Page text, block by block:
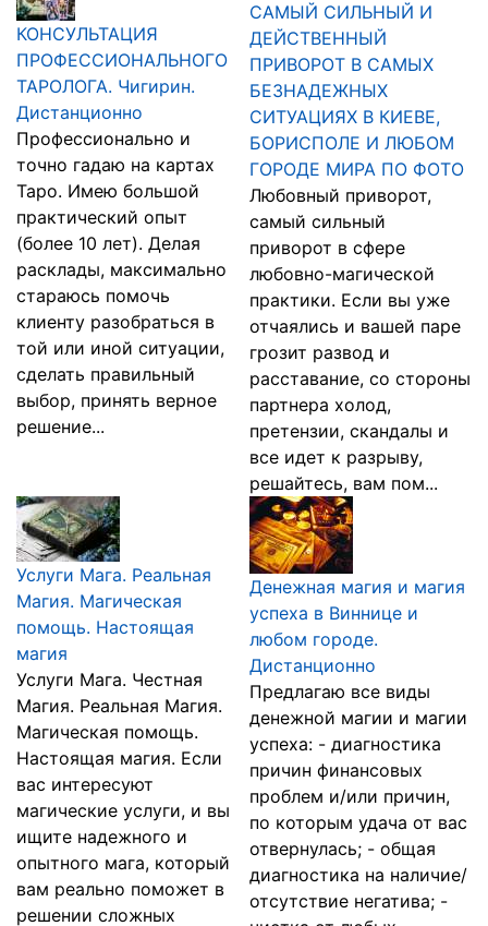
КОНСУЛЬТАЦИЯ
ПРОФЕССИОНАЛЬНОГО
ТАРОЛОГА. Чигирин.
Дистанционно
Профессионально и
точно гадаю на картах
Таро. Имею большой
практический опыт
(более 10 лет). Делая
расклады, максимально
стараюсь помочь
клиенту разобраться в
той или иной ситуации,
сделать правильный
выбор, принять верное
решение...
САМЫЙ СИЛЬНЫЙ И
ДЕЙСТВЕННЫЙ
ПРИВОРОТ В САМЫХ
БЕЗНАДЕЖНЫХ
СИТУАЦИЯХ В КИЕВЕ,
БОРИСПОЛЕ И ЛЮБОМ
ГОРОДЕ МИРА ПО ФОТО
Любовный приворот,
самый сильный
приворот в сфере
любовно-магической
практики. Если вы уже
отчаялись и вашей паре
грозит развод и
расставание, со стороны
партнера холод,
претензии, скандалы и
все идет к разрыву,
решайтесь, вам пом...
Услуги Мага. Реальная
Магия. Магическая
помощь. Настоящая
магия
Услуги Мага. Честная
Магия. Реальная Магия.
Магическая помощь.
Настоящая магия. Если
вас интересуют
магические услуги, и вы
ищите надежного и
опытного мага, который
вам реально поможет в
решении сложных
Денежная магия и магия
успеха в Виннице и
любом городе.
Дистанционно
Предлагаю все виды
денежной магии и магии
успеха: - диагностика
причин финансовых
проблем и/или причин,
по которым удача от вас
отвернулась; - общая
диагностика на наличие/
отсутствие негатива; -